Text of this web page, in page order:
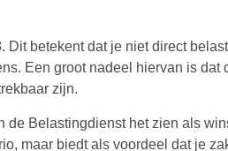
betekent dat je niet direct
Een groot nadeel hiervan is dat
zijn.
de Belastingdienst het zien als
maar biedt als voordeel dat je